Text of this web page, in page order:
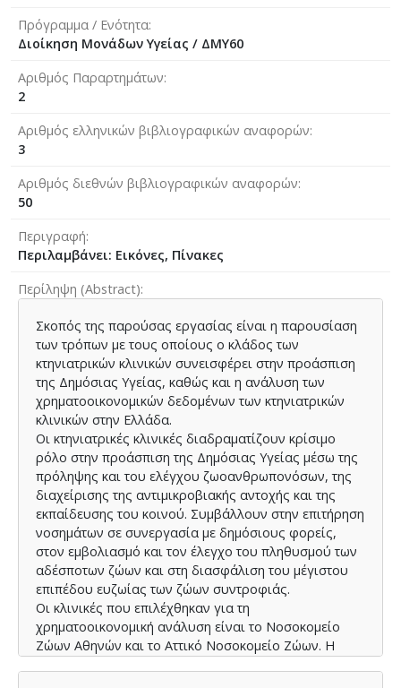
Πρόγραμμα / Ενότητα
Διοίκηση Μονάδων Υγείας / ΔΜΥ60
Αριθμός Παραρτημάτων
2
Αριθμός ελληνικών βιβλιογραφικών αναφορών
3
Αριθμός διεθνών βιβλιογραφικών αναφορών
50
Περιγραφή
Περιλαμβάνει: Εικόνες, Πίνακες
Περίληψη (Abstract)
Σκοπός της παρούσας εργασίας είναι η παρουσίαση
των τρόπων με τους οποίους ο κλάδος των
κτηνιατρικών κλινικών συνεισφέρει στην προάσπιση
της Δημόσιας Υγείας, καθώς και η ανάλυση των
χρηματοοικονομικών δεδομένων των κτηνιατρικών
κλινικών στην Ελλάδα.
Οι κτηνιατρικές κλινικές διαδραματίζουν κρίσιμο
ρόλο στην προάσπιση της Δημόσιας Υγείας μέσω της
πρόληψης και του ελέγχου ζωοανθρωπονόσων, της
διαχείρισης της αντιμικροβιακής αντοχής και της
εκπαίδευσης του κοινού. Συμβάλλουν στην επιτήρηση
νοσημάτων σε συνεργασία με δημόσιους φορείς,
στον εμβολιασμό και τον έλεγχο του πληθυσμού των
αδέσποτων ζώων και στη διασφάλιση του μέγιστου
επιπέδου ευζωίας των ζώων συντροφιάς.
Οι κλινικές που επιλέχθηκαν για τη
χρηματοοικονομική ανάλυση είναι το Νοσοκομείο
Ζώων Αθηνών και το Αττικό Νοσοκομείο Ζώων. Η